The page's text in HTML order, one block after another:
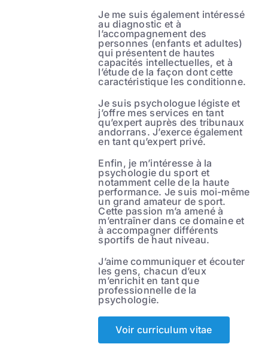
Je me suis également intéressé
au diagnostic et à
l’accompagnement des
personnes (enfants et adultes)
qui présentent de hautes
capacités intellectuelles, et à
l’étude de la façon dont cette
caractéristique les conditionne.
Je suis psychologue légiste et
j’offre mes services en tant
qu’expert auprès des tribunaux
andorrans. J’exerce également
en tant qu’expert privé.
Enfin, je m’intéresse à la
psychologie du sport et
notamment celle de la haute
performance. Je suis moi-même
un grand amateur de sport.
Cette passion m’a amené à
m’entraîner dans ce domaine et
à accompagner différents
sportifs de haut niveau.
J’aime communiquer et écouter
les gens, chacun d’eux
m’enrichit en tant que
professionnelle de la
psychologie.
Voir curriculum vitae